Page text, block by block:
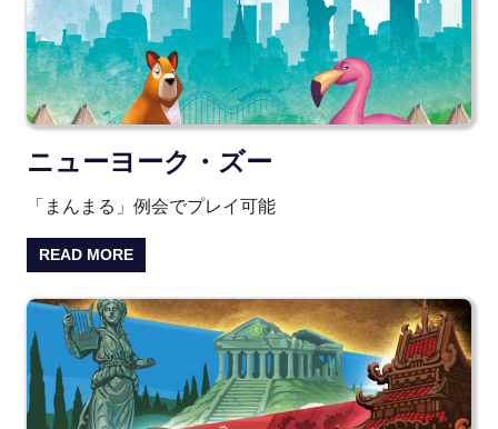
ニューヨーク・ズー
「まんまる」例会でプレイ可能
READ MORE